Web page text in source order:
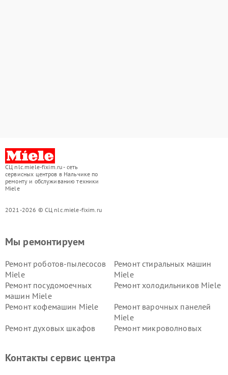
СЦ nlc.miele-fixim.ru - сеть
сервисных центров в Нальчике по
ремонту и обслуживанию техники
Miele
2021-2026 © СЦ nlc.miele-fixim.ru
Мы ремонтируем
Ремонт роботов-пылесосов
Miele
Ремонт стиральных машин
Miele
Ремонт посудомоечных
машин Miele
Ремонт холодильников Miele
Ремонт кофемашин Miele
Ремонт варочных панелей
Miele
Ремонт духовых шкафов
Ремонт микроволновых
Miele
Контакты сервис центра